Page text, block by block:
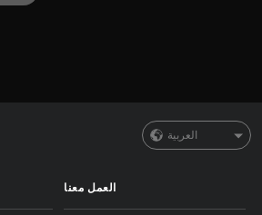
العربية
العمل معنا